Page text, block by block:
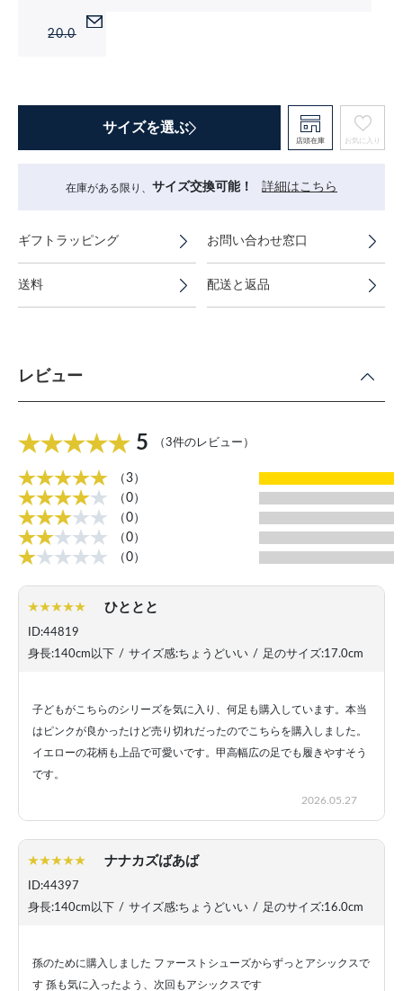
20.0
サイズを選ぶ
店頭在庫 お気に入り
在庫がある限り、 サイズ交換可能！ 詳細はこちら
ギフトラッピング お問い合わせ窓口
送料 配送と返品
レビュー
5 （3件のレビュー）
（3）
（0）
（0）
（0）
（0）
ひととと
ID:44819
身長:140cm以下 / サイズ感:ちょうどいい / 足のサイズ:17.0cm
子どもがこちらのシリーズを気に入り、何足も購入しています。本当
はピンクが良かったけど売り切れだったのでこちらを購入しました。
イエローの花柄も上品で可愛いです。甲高幅広の足でも履きやすそう
です。
2026.05.27
ナナカズばあば
ID:44397
身長:140cm以下 / サイズ感:ちょうどいい / 足のサイズ:16.0cm
孫のために購入しました ファーストシューズからずっとアシックスで
す 孫も気に入ったよう、次回もアシックスです